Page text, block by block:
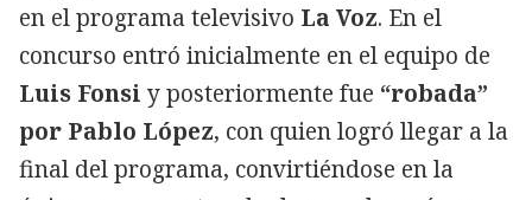
en el programa televisivo La Voz. En el
concurso entró inicialmente en el equipo de
Luis Fonsi y posteriormente fue “robada”
por Pablo López, con quien logró llegar a la
final del programa, convirtiéndose en la